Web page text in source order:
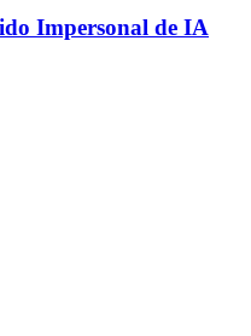
Impersonal de IA